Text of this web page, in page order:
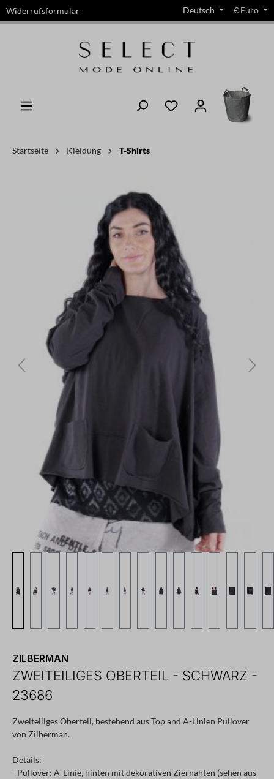
springen
Widerrufsformular Deutsch € Euro
Startseite Kleidung T-Shirts
ZILBERMAN
ZWEITEILIGES OBERTEIL - SCHWARZ -
23686
Zweiteiliges Oberteil, bestehend aus Top and A-Linien Pullover
von Zilberman.
Details:
- Pullover: A-Linie, hinten mit dekorativen Ziernähten (sehen aus